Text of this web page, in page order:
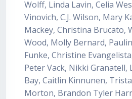
Wolff, Linda Lavin, Celia
Vinovich, C.J. Wilson, Mary
Mackey, Christina Brucato,
Wood, Molly Bernard,
Funke, Christine
Peter Vack, Nikki Granatell,
Bay, Caitlin Kinnunen,
Morton, Brandon Tyler